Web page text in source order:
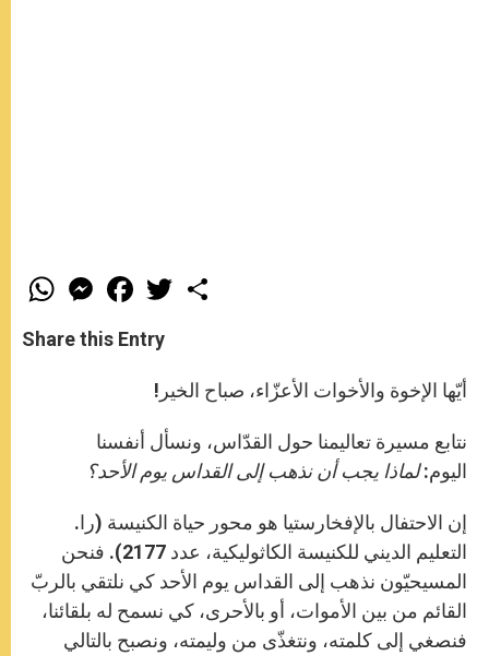
W
h
t
s
M
e
s
e
F
a
e
b
w
r
Share this Entry
أيّها الإخوة والأخوات الأعزّاء، صباح الخير!
نتابع مسيرة تعاليمنا حول القدّاس، ونسأل أنفسنا
اليوم:لماذا يجب أن نذهب إلى القداس يوم الأحد؟
إن الاحتفال بالإفخارستيا هو محور حياة الكنيسة (را.
التعليم الديني للكنيسة الكاثوليكية، عدد 2177). فنحن
المسيحيّون نذهب إلى القداس يوم الأحد كي نلتقي بالربّ
القائم من بين الأموات، أو بالأحرى، كي نسمح له بلقائنا،
فنصغي إلى كلمته، ونتغذّى من وليمته، ونصبح بالتالي